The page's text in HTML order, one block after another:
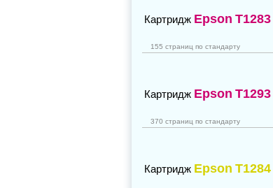
Картридж Epson T1283
155 страниц по стандарту
Картридж Epson T1293
370 страниц по стандарту
Картридж Epson T1284